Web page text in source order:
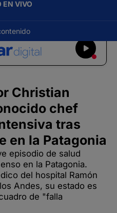
EN VIVO
Christian
chef
tras
en la Patagonia
episodio de salud
en la Patagonia.
del hospital Ramón
Andes, su estado es
de "falla